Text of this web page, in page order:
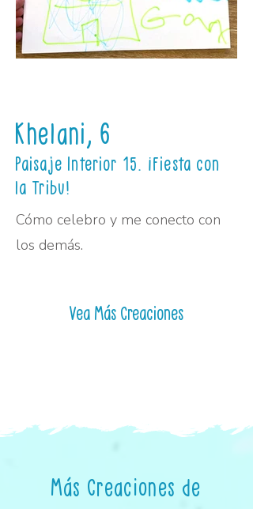
Khelani, 6
Paisaje Interior 15. ¡Fiesta con
la Tribu!
Cómo celebro y me conecto con
los demás.
Vea Más Creaciones
Más Creaciones de